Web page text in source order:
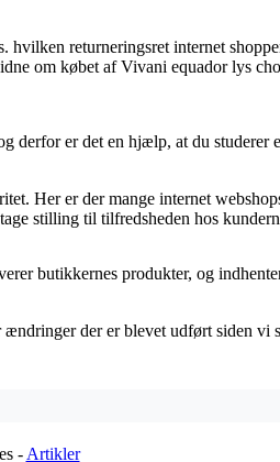
hvilken returneringsret internet
om købet af Vivani equador lys
derfor er det en hjælp, at du studerer
Her er der mange internet
stilling til tilfredsheden hos
butikkernes produkter, og
der er blevet udført siden vi
- Artikler